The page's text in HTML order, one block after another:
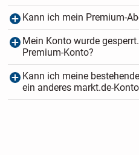
Kann ich mein Premium-
Mein Konto wurde
Premium-Konto?
Kann ich meine
ein anderes markt.de-